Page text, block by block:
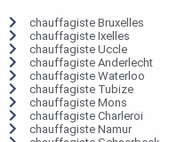
chauffagiste Bruxelles
chauffagiste Ixelles
chauffagiste Uccle
chauffagiste Anderlecht
chauffagiste Waterloo
chauffagiste Tubize
chauffagiste Mons
chauffagiste Charleroi
chauffagiste Namur